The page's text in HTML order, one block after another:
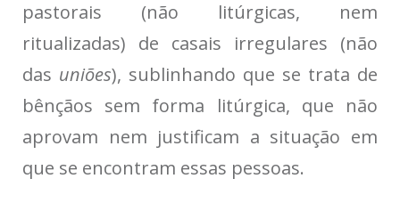
pastorais (não litúrgicas, nem
ritualizadas) de casais irregulares (não
das uniões), sublinhando que se trata de
bênçãos sem forma litúrgica, que não
aprovam nem justificam a situação em
que se encontram essas pessoas.